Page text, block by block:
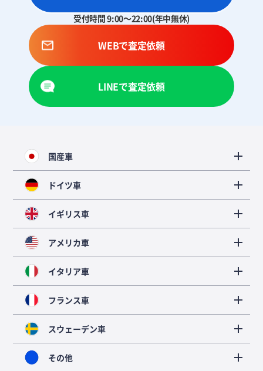
受付時間 9:00～22:00(年中無休)
WEBで査定依頼
LINEで査定依頼
国産車
ドイツ車
イギリス車
アメリカ車
イタリア車
フランス車
スウェーデン車
その他